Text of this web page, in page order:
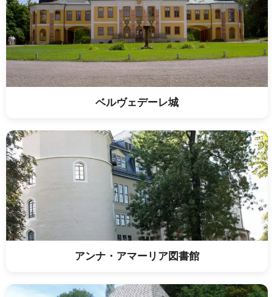
ベルヴェデーレ城
アンナ・アマーリア図書館